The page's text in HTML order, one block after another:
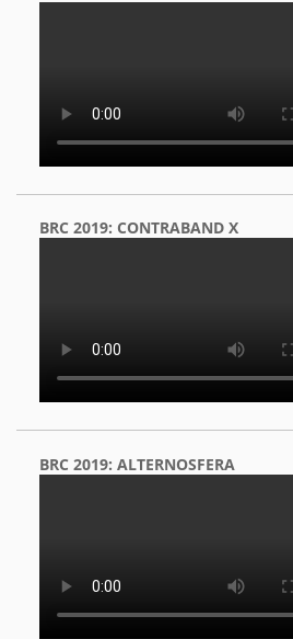
BRC 2019: CONTRABAND X
BRC 2019: ALTERNOSFERA